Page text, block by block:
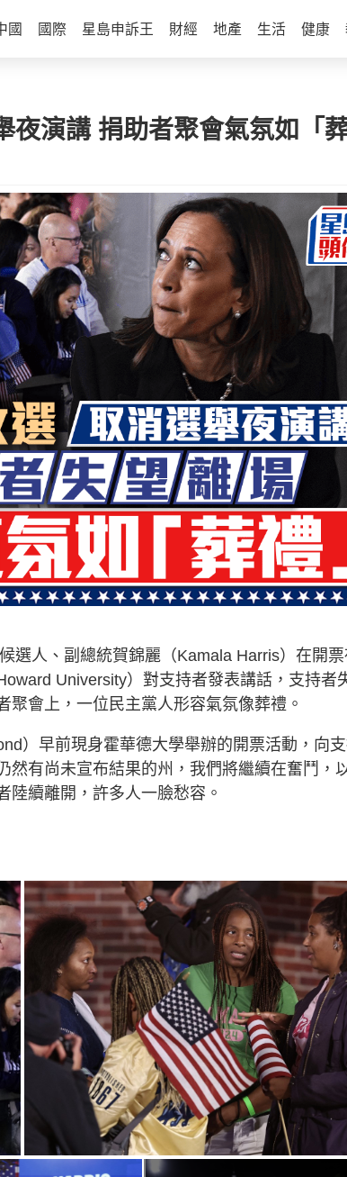
國 國際 星島申訴王 財經 地產 生活 健康
演講 捐助者聚會氣氛如「葬
選人、副總統賀錦麗（Kamala Harris）在開票
University）對支持者發表講話，支持者
會上，一位民主黨人形容氣氛像葬禮。
）早前現身霍華德大學舉辦的開票活動，向
然有尚未宣布結果的州，我們將繼續在奮鬥，
陸續離開，許多人一臉愁容。